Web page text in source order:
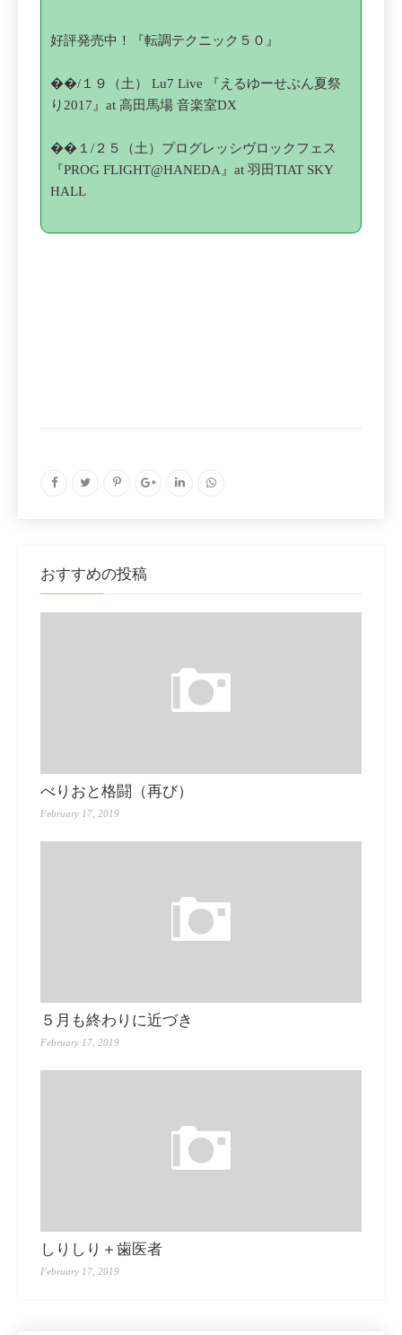
好評発売中！ 『転調テクニック５０』
��/１９（土） Lu7 Live 『えるゆーせぶん夏祭
り2017』at 高田馬場 音楽室DX
��１/２５（土） プログレッシヴロックフェス
『PROG FLIGHT@HANEDA』at 羽田TIAT SKY
HALL
おすすめの投稿
べりおと格闘（再び）
February 17, 2019
５月も終わりに近づき
February 17, 2019
しりしり＋歯医者
February 17, 2019